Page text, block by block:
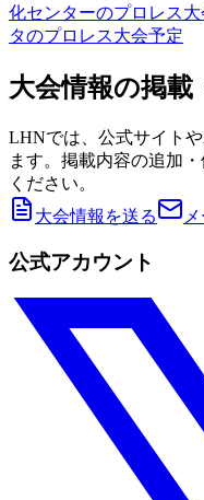
化センターのプロレス大
タのプロレス大会予定
大会情報の掲載
LHNでは、公式サイト
ます。掲載内容の追加
ください。
大会情報を送る
公式アカウント